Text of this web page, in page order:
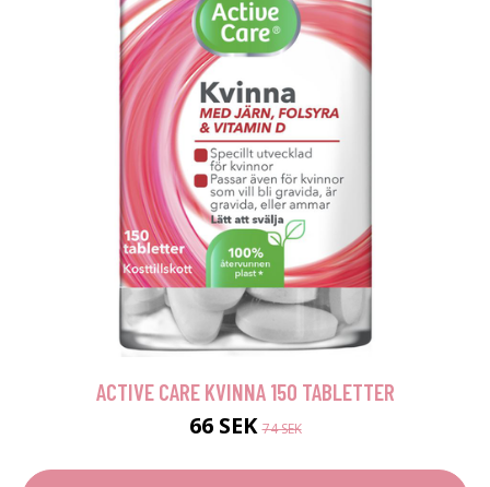
ACTIVE CARE KVINNA 150 TABLETTER
66 SEK74 SEK